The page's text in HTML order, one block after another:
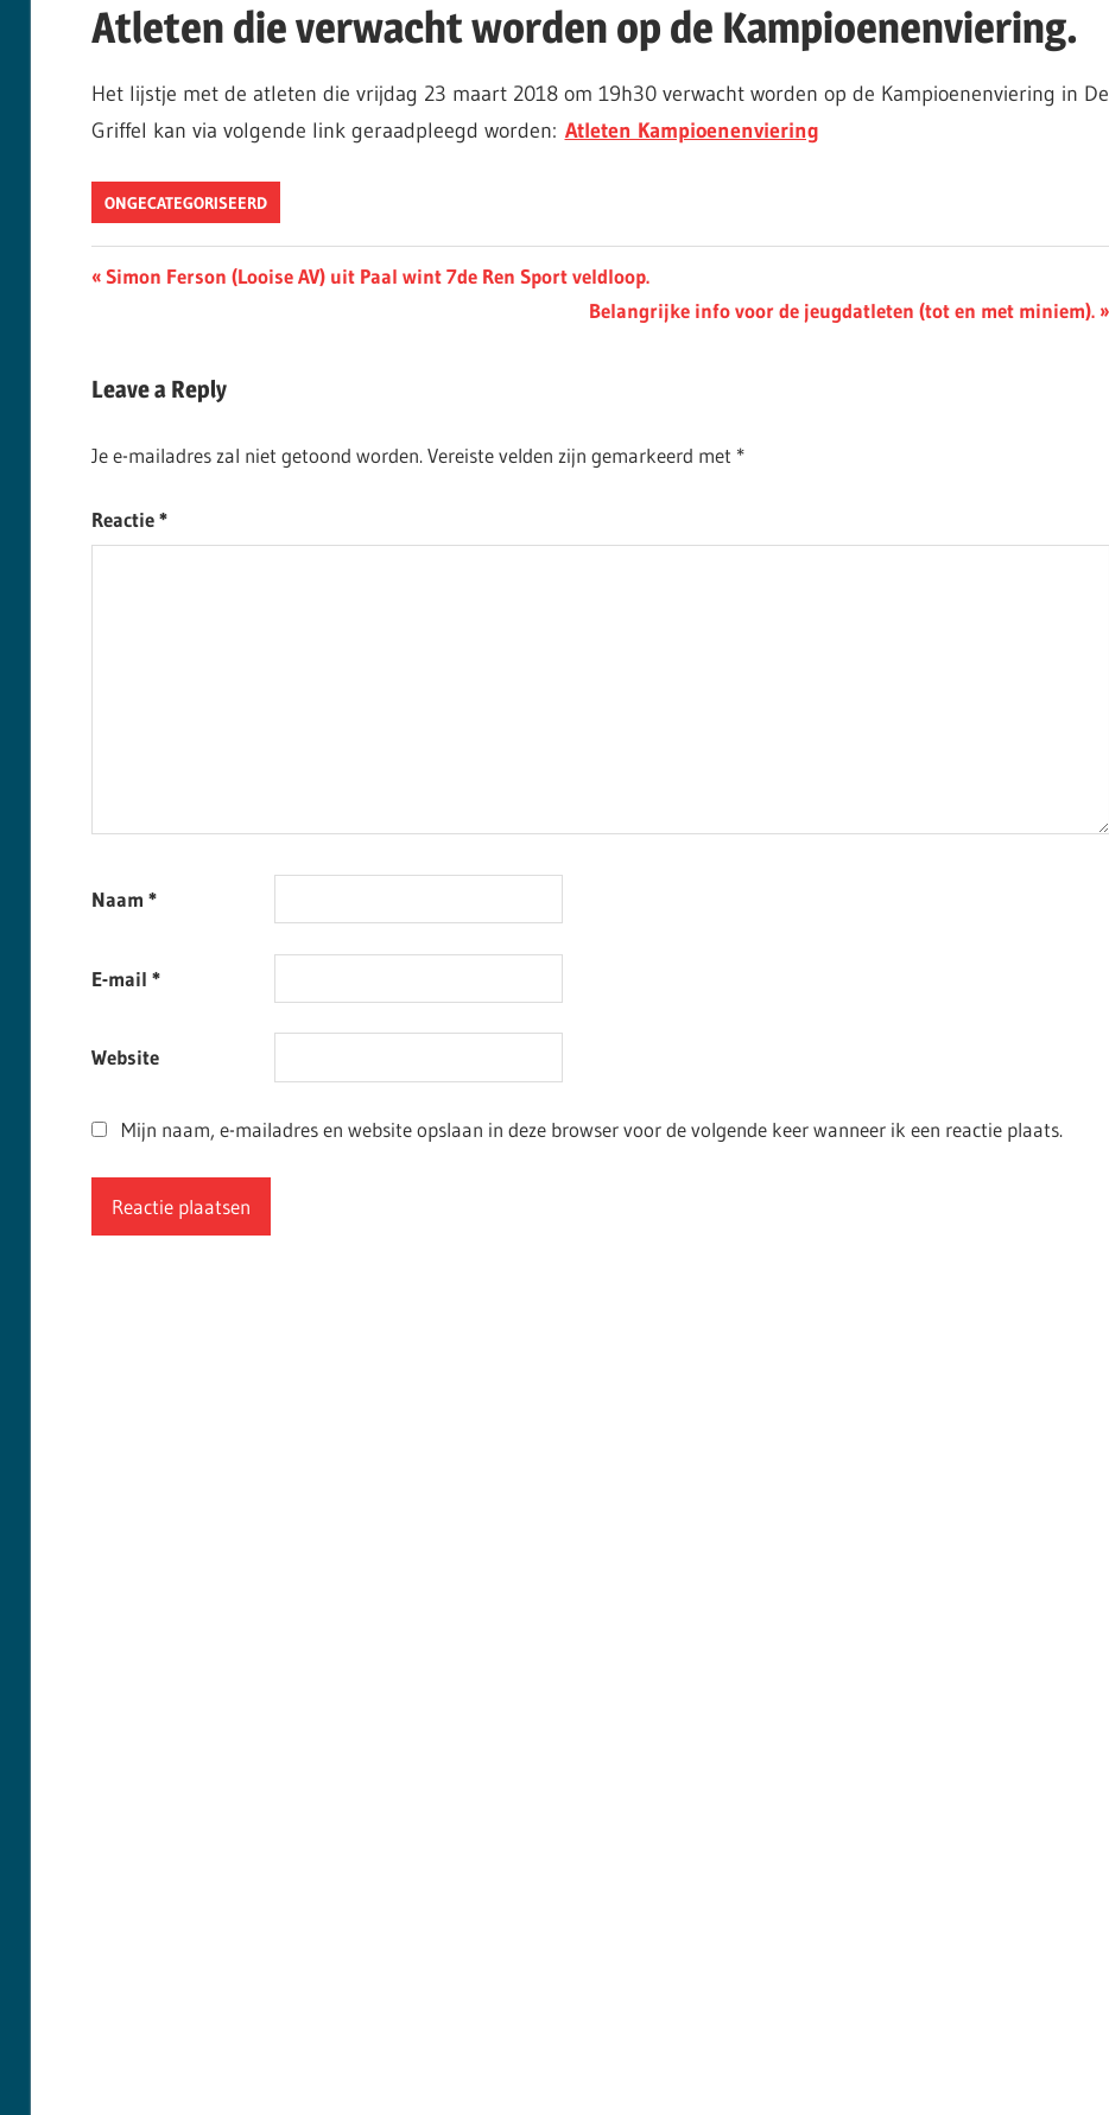
Atleten die verwacht worden op de Kampioenenviering.
Het lijstje met de atleten die vrijdag 23 maart 2018 om 19h30 verwacht worden op de Kampioenenviering in De
Griffel kan via volgende link geraadpleegd worden: Atleten Kampioenenviering
ONGECATEGORISEERD
Berichtnavigatie
Previous
Simon Ferson (Looise AV) uit Paal wint 7de Ren Sport veldloop.
Next
Belangrijke info voor de jeugdatleten (tot en met miniem).
Leave a Reply
Je e-mailadres zal niet getoond worden. Vereiste velden zijn gemarkeerd met *
Reactie*
Naam *
E-mail *
Website
Mijn naam, e-mailadres en website opslaan in deze browser voor de volgende keer wanneer ik een reactie plaats.